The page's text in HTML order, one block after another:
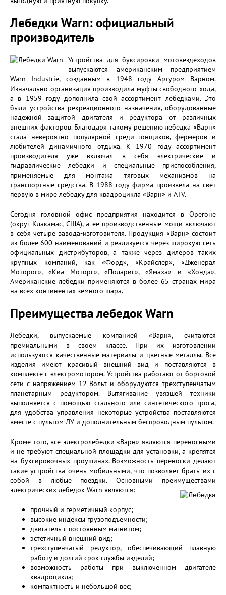
Лебедки Warn: официальный
производитель
Устройства для буксировки мотовездеходов
выпускаются американским предприятием
Warn Industrie, созданным в 1948 году Артуром Варном.
Изначально организация производила муфты свободного хода,
а в 1959 году дополнила свой ассортимент лебедками. Это
были устройства рекреационного назначения, оборудованные
надежной защитой двигателя и редуктора от различных
внешних факторов. Благодаря такому решению лебедка «Варн»
стала невероятно популярной среди гонщиков, фермеров и
любителей динамичного отдыха. К 1970 году ассортимент
производителя уже включал в себя электрические и
гидравлические лебедки и специальные приспособления,
применяемые для монтажа тяговых механизмов на
транспортные средства. В 1988 году фирма произвела на свет
первую в мире лебедку для квадроцикла «Варн» и ATV.
Сегодня головной офис предприятия находится в Орегоне
(округ Клакамас, США), а ее производственные мощи включают
в себя четыре завода-изготовителя. Продукция «Варн» состоит
из более 600 наименований и реализуется через широкую сеть
официальных дистрибуторов, а также через дилеров таких
крупных компаний, как «Форд», «Крайслер», «Дженерал
Моторос», «Киа Моторс», «Поларис», «Ямаха» и «Хонда».
Американские лебедки применяются в более 65 странах мира
на всех континентах земного шара.
Преимущества лебедок Warn
Лебедки, выпускаемые компанией «Варн», считаются
премиальными в своем классе. При их изготовлении
используются качественные материалы и цветные металлы. Все
изделия имеют красивый внешний вид и поставляются в
комплекте с электромотором. Устройства работают от бортовой
сети с напряжением 12 Вольт и оборудуются трехступенчатым
планетарным редуктором. Вытягивание увязшей техники
выполняется с помощью стального или синтетического троса,
для удобства управления некоторые устройства поставляются
вместе с пультом ДУ и дополнительным беспроводным пультом.
Кроме того, все электролебедки «Варн» являются переносными
и не требуют специальной площадки для установки, а крепятся
на буксировочных проушинах. Возможность переноски делают
такие устройства очень мобильными, что позволяет брать их с
собой в любые поездки. Основными преимуществами
электрических лебедок Warn являются:
прочный и герметичный корпус;
высокие индексы грузоподъемности;
двигатель с постоянным магнитом;
эстетичный внешний вид;
трехступенчатый редуктор, обеспечивающий плавную
работу и долгий срок службы изделий;
возможность работы при выключенном двигателе
квадроцикла;
компактность и небольшой вес;